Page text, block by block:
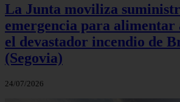
La Junta moviliza
emergencia para alimentar
el devastador incendio de
(Segovia)
24/07/2026